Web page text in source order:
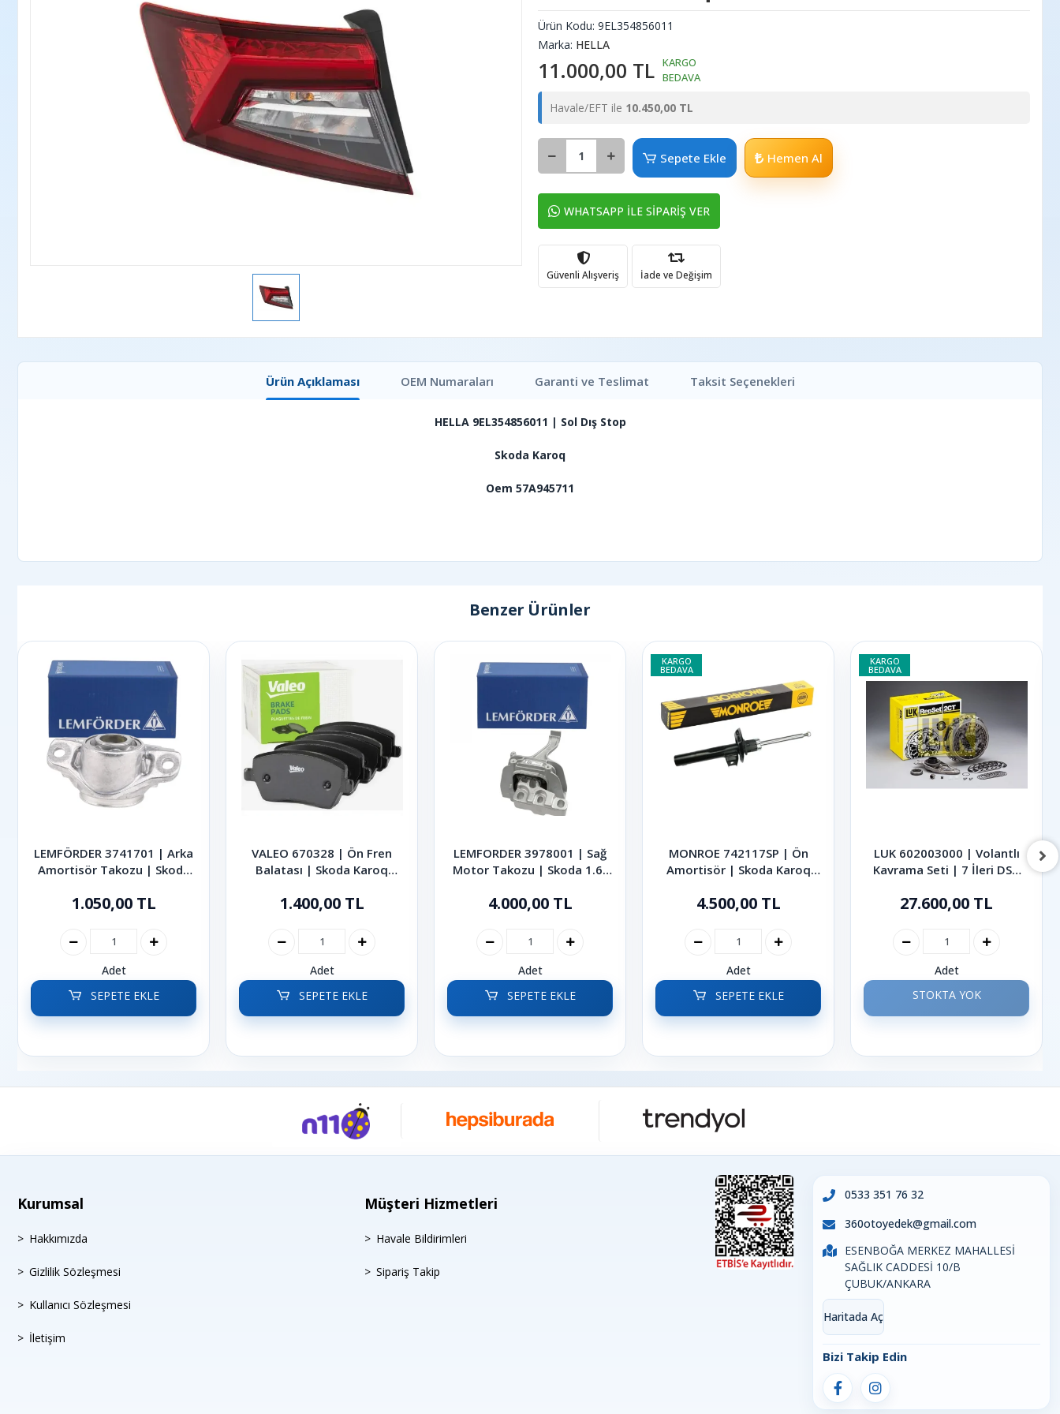
Ürün Kodu: 9EL354856011
Marka: HELLA
11.000,00 TL KARGO
BEDAVA
Havale/EFT ile 10.450,00 TL
Sepete Ekle Hemen Al
WHATSAPP İLE SİPARİŞ VER
Güvenli Alışveriş İade ve Değişim
Ürün Açıklaması Garanti ve Teslimat Taksit Seçenekleri
OEM Numaraları
HELLA 9EL354856011 | Sol Dış Stop
Skoda Karoq
Oem 57A945711
Benzer Ürünler
LEMFÖRDER 3741701 | Arka
Amortisör Takozu | Skoda
2024
1.050,00 TL
Adet
SEPETE EKLE
VALEO 670328 | Ön Fren
Balatası | Skoda Karoq
- 2024
1.400,00 TL
Adet
SEPETE EKLE
LEMFORDER 3978001 | Sağ
Motor Takozu | Skoda 1.6-
Karoq 2013-2024
4.000,00 TL
Adet
SEPETE EKLE
KARGO
BEDAVA
MONROE 742117SP | Ön
Amortisör | Skoda Karoq
4.500,00 TL
Adet
SEPETE EKLE
KARGO
BEDAVA
LUK 602003000 | Volantlı
Kavrama Seti | 7 İleri DSG
Octavia Rapid SuperB Karoq
27.600,00 TL
Adet
STOKTA YOK
Kurumsal
Hakkımızda
Gizlilik Sözleşmesi
Kullanıcı Sözleşmesi
İletişim
Müşteri Hizmetleri
Havale Bildirimleri
Sipariş Takip
0533 351 76 32
360otoyedek@gmail.com
ESENBOĞA MERKEZ MAHALLESİ
SAĞLIK CADDESİ 10/B
ÇUBUK/ANKARA
Haritada Aç
Bizi Takip Edin